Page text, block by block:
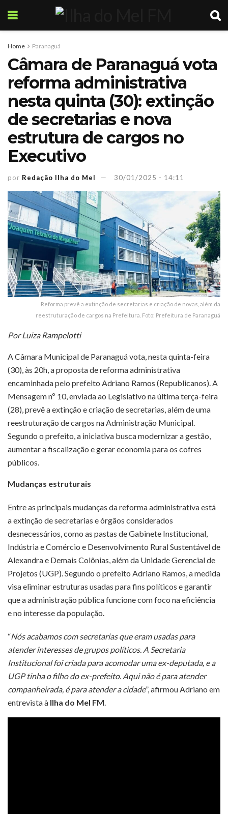
Home Paranaguá
Câmara de Paranaguá vota
reforma administrativa
nesta quinta (30): extinção
de secretarias e nova
estrutura de cargos no
Executivo
por Redação Ilha do Mel 30/01/2025 - 14:11
Reforma prevê a extinção de secretarias e criação de novas, além da
reestruturação de cargos na Prefeitura. Foto: Prefeitura de Paranaguá
Por Luiza Rampelotti
A Câmara Municipal de Paranaguá vota, nesta quinta-feira
(30), às 20h, a proposta de reforma administrativa
encaminhada pelo prefeito Adriano Ramos (Republicanos). A
Mensagem nº 10, enviada ao Legislativo na última terça-feira
(28), prevê a extinção e criação de secretarias, além de uma
reestruturação de cargos na Administração Municipal.
Segundo o prefeito, a iniciativa busca modernizar a gestão,
aumentar a fiscalização e gerar economia para os cofres
públicos.
Mudanças estruturais
Entre as principais mudanças da reforma administrativa está
a extinção de secretarias e órgãos considerados
desnecessários, como as pastas de Gabinete Institucional,
Indústria e Comércio e Desenvolvimento Rural Sustentável de
Alexandra e Demais Colônias, além da Unidade Gerencial de
Projetos (UGP). Segundo o prefeito Adriano Ramos, a medida
visa eliminar estruturas usadas para fins políticos e garantir
que a administração pública funcione com foco na eficiência
e no interesse da população.
“Nós acabamos com secretarias que eram usadas para
atender interesses de grupos políticos. A Secretaria
Institucional foi criada para acomodar uma ex-deputada, e a
UGP tinha o filho do ex-prefeito. Aqui não é para atender
companheirada, é para atender a cidade”, afirmou Adriano em
entrevista à Ilha do Mel FM